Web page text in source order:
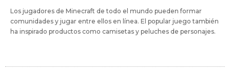
Los jugadores de Minecraft de todo el mundo pueden formar
comunidades y jugar entre ellos en línea. El popular juego también
ha inspirado productos como camisetas y peluches de personajes.